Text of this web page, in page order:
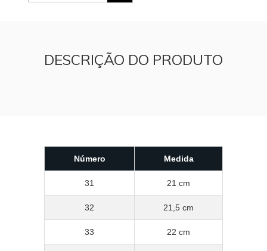
DESCRIÇÃO DO PRODUTO
Número Medida
31 21 cm
32 21,5 cm
33 22 cm